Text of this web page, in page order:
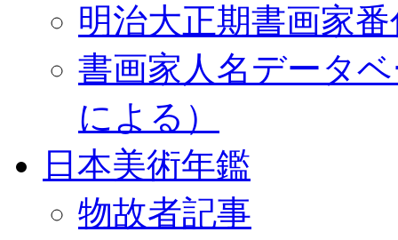
明治大正期書画家
書画家人名データ
による）
日本美術年鑑
物故者記事